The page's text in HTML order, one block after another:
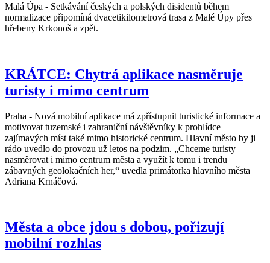
Malá Úpa - Setkávání českých a polských disidentů během
normalizace připomíná dvacetikilometrová trasa z Malé Úpy přes
hřebeny Krkonoš a zpět.
KRÁTCE: Chytrá aplikace nasměruje
turisty i mimo centrum
Praha - Nová mobilní aplikace má zpřístupnit turistické informace a
motivovat tuzemské i zahraniční návštěvníky k prohlídce
zajímavých míst také mimo historické centrum. Hlavní město by ji
rádo uvedlo do provozu už letos na podzim. „Chceme turisty
nasměrovat i mimo centrum města a využít k tomu i trendu
zábavných geolokačních her,“ uvedla primátorka hlavního města
Adriana Krnáčová.
Města a obce jdou s dobou, pořizují
mobilní rozhlas